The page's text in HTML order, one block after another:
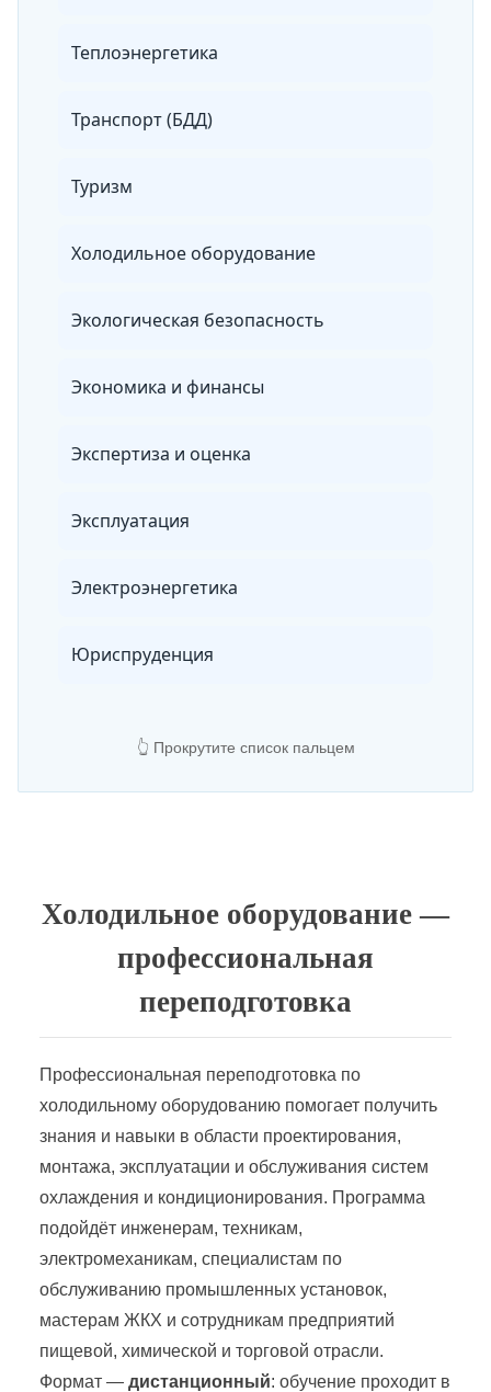
Теплоэнергетика
Транспорт (БДД)
Туризм
Холодильное оборудование
Экологическая безопасность
Экономика и финансы
Экспертиза и оценка
Эксплуатация
Электроэнергетика
Юриспруденция
👆 Прокрутите список пальцем
Холодильное оборудование —
профессиональная
переподготовка
Профессиональная переподготовка по
холодильному оборудованию помогает получить
знания и навыки в области проектирования,
монтажа, эксплуатации и обслуживания систем
охлаждения и кондиционирования. Программа
подойдёт инженерам, техникам,
электромеханикам, специалистам по
обслуживанию промышленных установок,
мастерам ЖКХ и сотрудникам предприятий
пищевой, химической и торговой отрасли.
Формат — дистанционный: обучение проходит в